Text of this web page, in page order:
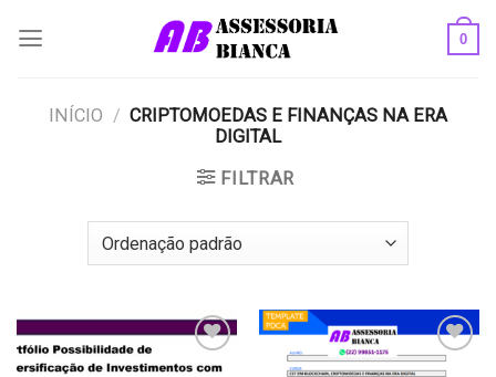
0
INÍCIO / CRIPTOMOEDAS E FINANÇAS NA ERA
DIGITAL
FILTRAR